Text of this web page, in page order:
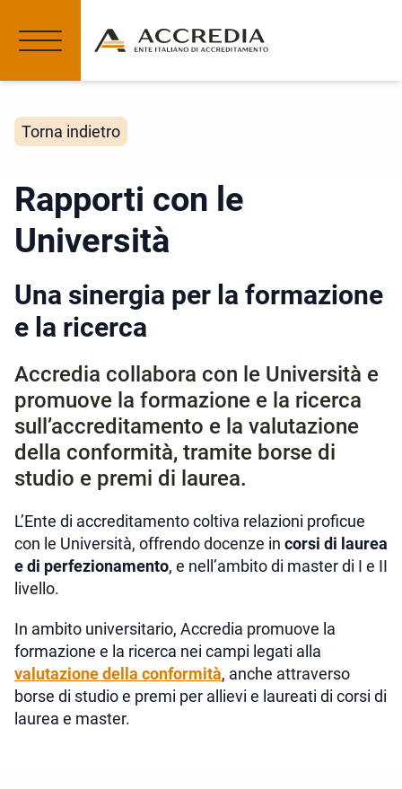
Torna indietro
Rapporti con le
Università
Una sinergia per la formazione
e la ricerca
Accredia collabora con le Università e
promuove la formazione e la ricerca
sull’accreditamento e la valutazione
della conformità, tramite borse di
studio e premi di laurea.
L’Ente di accreditamento coltiva relazioni proficue
con le Università, offrendo docenze in corsi di laurea
e di perfezionamento, e nell’ambito di master di I e II
livello.
In ambito universitario, Accredia promuove la
formazione e la ricerca nei campi legati alla
valutazione della conformità, anche attraverso
borse di studio e premi per allievi e laureati di corsi di
laurea e master.